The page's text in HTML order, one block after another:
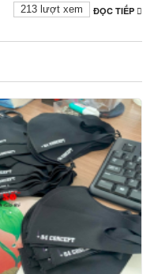
ĐỌC TIẾP
213 lượt xem